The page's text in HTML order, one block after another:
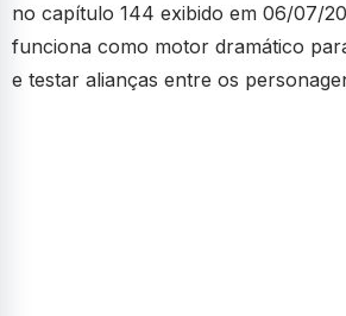
no capítulo 144 exibido em 06/07/
funciona como motor dramático
e testar alianças entre os